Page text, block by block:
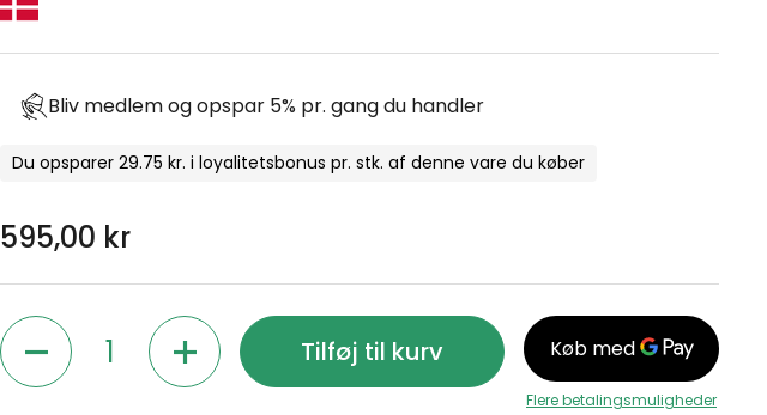
Bliv medlem og opspar 5% pr. gang du handler
Du opsparer 29.75 kr. i loyalitetsbonus pr. stk. af denne vare du køber
Normal pris
595,00 kr
Antal
Tilføj til kurv
Flere betalingsmuligheder